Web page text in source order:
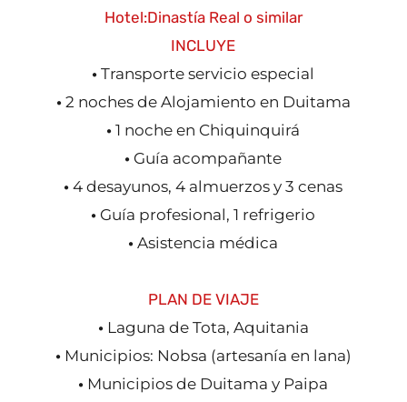
Hotel:Dinastía Real o similar
INCLUYE
• Transporte servicio especial
•2 noches de Alojamiento en Duitama
• 1 noche en Chiquinquirá
• Guía acompañante
• 4 desayunos, 4 almuerzos y 3 cenas
• Guía profesional, 1 refrigerio
• Asistencia médica
PLAN DE VIAJE
•Laguna de Tota, Aquitania
•Municipios: Nobsa (artesanía en lana)
• Municipios de Duitama y Paipa